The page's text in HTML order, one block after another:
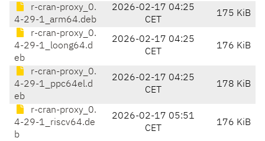
r-cran-proxy_0.
4-29-1_arm64.deb
2026-02-17 04:25
CET
175 KiB
r-cran-proxy_0.
4-29-1_loong64.d
eb
2026-02-17 04:25
CET
176 KiB
r-cran-proxy_0.
4-29-1_ppc64el.d
eb
2026-02-17 04:25
CET
178 KiB
r-cran-proxy_0.
4-29-1_riscv64.de
b
2026-02-17 05:51
CET
176 KiB